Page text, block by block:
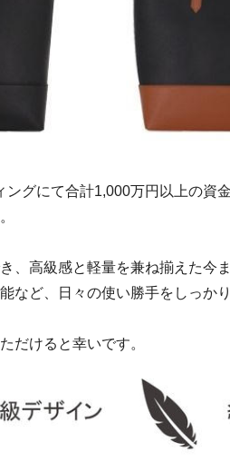
グにて合計1,000万円以上の資
、高級感と軽量を兼ね揃えた今
など、日々の使い勝手をしっか
だけると幸いです。